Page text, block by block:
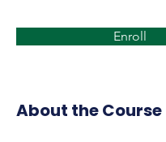
Enroll
About the Course